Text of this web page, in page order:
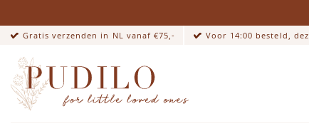
Gratis verzenden in NL vanaf €75,- Voor 14:00 besteld,